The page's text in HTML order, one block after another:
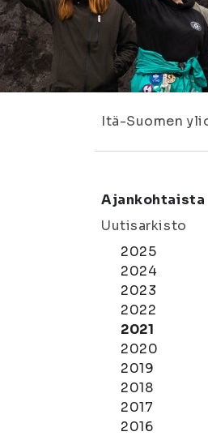
Itä-Suomen
Ajankohtaista
Uutisarkisto
2025
2024
2023
2022
2021
2020
2019
2018
2017
2016